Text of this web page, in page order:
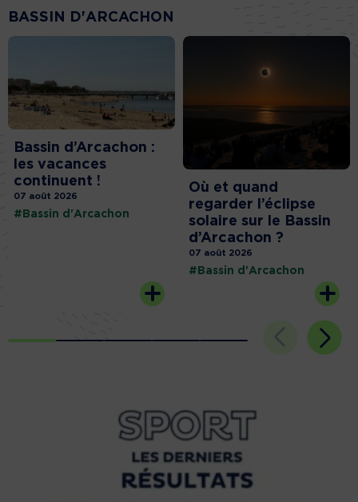
BASSIN D'ARCACHON
Bassin d’Arcachon :
les vacances
continuent !
07 août 2026
#Bassin d'Arcachon
Où et quand
regarder l’éclipse
solaire sur le Bassin
d’Arcachon ?
07 août 2026
#Bassin d'Arcachon